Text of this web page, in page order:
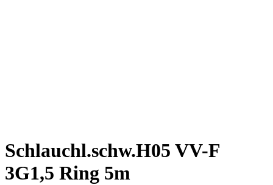
Schlauchl.schw.H05 VV-F
3G1,5 Ring 5m